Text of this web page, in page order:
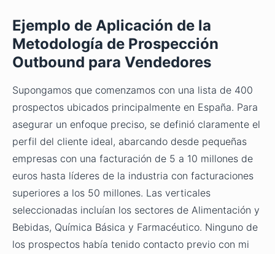
Ejemplo de Aplicación de la
Metodología de Prospección
Outbound para Vendedores
Supongamos que comenzamos con una lista de 400
prospectos ubicados principalmente en España. Para
asegurar un enfoque preciso, se definió claramente el
perfil del cliente ideal, abarcando desde pequeñas
empresas con una facturación de 5 a 10 millones de
euros hasta líderes de la industria con facturaciones
superiores a los 50 millones. Las verticales
seleccionadas incluían los sectores de Alimentación y
Bebidas, Química Básica y Farmacéutico. Ninguno de
los prospectos había tenido contacto previo con mi